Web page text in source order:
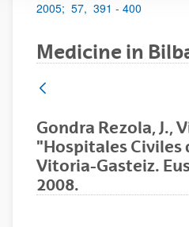
2005; 57, 391 - 400
Medicine in
Gondra Rezola, J.,
"Hospitales Civiles
Vitoria-Gasteiz.
2008.